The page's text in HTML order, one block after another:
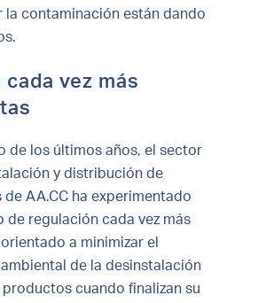
la contaminación están dando
cada vez más
de los últimos años, el sector
y distribución de
de AA.CC ha experimentado
de regulación cada vez más
a minimizar el
de la desinstalación
cuando finalizan su